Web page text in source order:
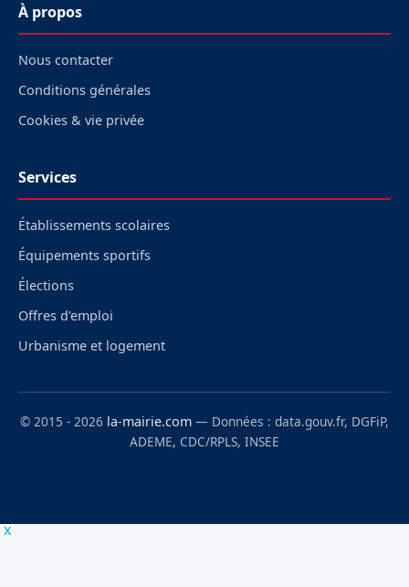
À propos
Nous contacter
Conditions générales
Cookies & vie privée
Services
Établissements scolaires
Équipements sportifs
Élections
Offres d'emploi
Urbanisme et logement
© 2015 - 2026 la-mairie.com — Données : data.gouv.fr, DGFiP,
ADEME, CDC/RPLS, INSEE
x